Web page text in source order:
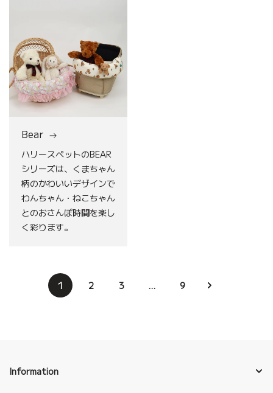
Bear
ハリースペットのBEAR
シリーズは、くまちゃん
柄のかわいいデザインで
わんちゃん・ねこちゃん
とのおさんぽ時間を楽し
く彩ります。
1 2 3 … 9
Information